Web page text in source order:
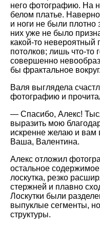
него фотографию. На
белом платье.
и ноги не были
них уже не было
какой-то невероятный
потолков; лишь что-то
совершенно
бы фрактальное вокруг.
Валя выглядела
фотографию и
— Спасибо, Алекс!
выразить мою
искренне желаю и вам
Ваша, Валентина.
Алекс отложил
остальное
лоскутка, резко
стержней и плавно
Лоскутки были
выпуклые сегменты,
структуры.